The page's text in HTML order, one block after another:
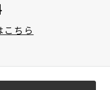
こちら